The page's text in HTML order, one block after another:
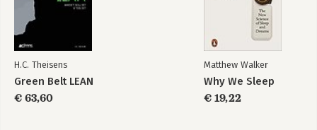
H.C. Theisens
Green Belt LEAN
€ 63,60
Matthew Walker
Why We Sleep
€ 19,22